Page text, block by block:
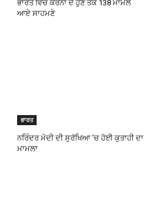
ਭਾਰਤ ਵਿਚ ਕਰੋਨਾ ਦੇ ਹੁਣ ਤੱਕ 138 ਮਾਮਲੇ
ਆਏ ਸਾਹਮਣੇ
ਭਾਰਤ
ਨਰਿੰਦਰ ਮੋਦੀ ਦੀ ਸੁਰੱਖਿਆ ‘ਚ ਹੋਈ ਕੁਤਾਹੀ ਦਾ
ਮਾਮਲਾ